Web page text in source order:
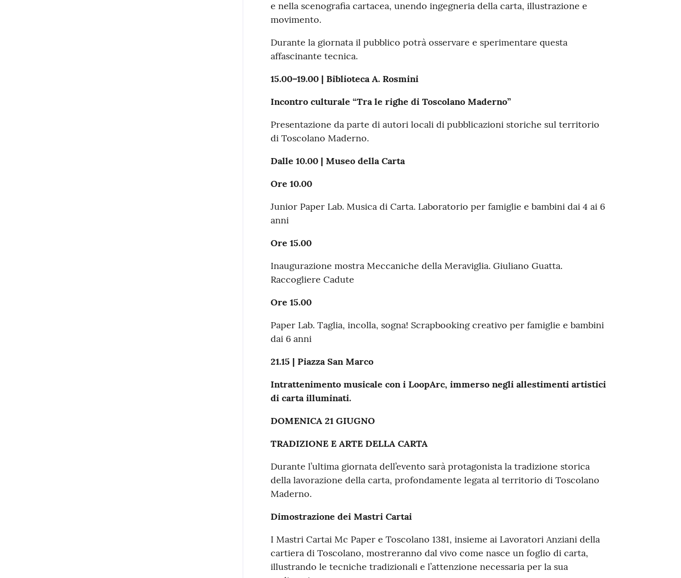
e nella scenografia cartacea, unendo ingegneria della carta, illustrazione e
movimento.
Durante la giornata il pubblico potrà osservare e sperimentare questa
affascinante tecnica.
15.00–19.00 | Biblioteca A. Rosmini
Incontro culturale “Tra le righe di Toscolano Maderno”
Presentazione da parte di autori locali di pubblicazioni storiche sul territorio
di Toscolano Maderno.
Dalle 10.00 | Museo della Carta
Ore 10.00
Junior Paper Lab. Musica di Carta. Laboratorio per famiglie e bambini dai 4 ai 6
anni
Ore 15.00
Inaugurazione mostra Meccaniche della Meraviglia. Giuliano Guatta.
Raccogliere Cadute
Ore 15.00
Paper Lab. Taglia, incolla, sogna! Scrapbooking creativo per famiglie e bambini
dai 6 anni
21.15 | Piazza San Marco
Intrattenimento musicale con i LoopArc, immerso negli allestimenti artistici
di carta illuminati.
DOMENICA 21 GIUGNO
TRADIZIONE E ARTE DELLA CARTA
Durante l’ultima giornata dell’evento sarà protagonista la tradizione storica
della lavorazione della carta, profondamente legata al territorio di Toscolano
Maderno.
Dimostrazione dei Mastri Cartai
I Mastri Cartai Mc Paper e Toscolano 1381, insieme ai Lavoratori Anziani della
cartiera di Toscolano, mostreranno dal vivo come nasce un foglio di carta,
illustrando le tecniche tradizionali e l’attenzione necessaria per la sua